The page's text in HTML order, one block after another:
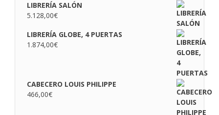
LIBRERÍA SALÓN
5.128,00€
LIBRERÍA GLOBE, 4 PUERTAS
1.874,00€
CABECERO LOUIS PHILIPPE
466,00€